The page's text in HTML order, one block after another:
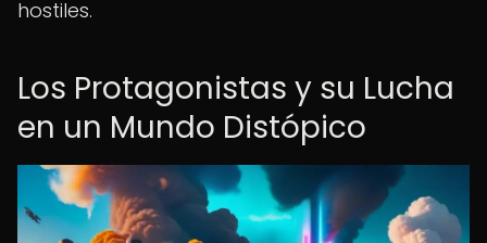
hostiles.
Los Protagonistas y su Lucha
en un Mundo Distópico